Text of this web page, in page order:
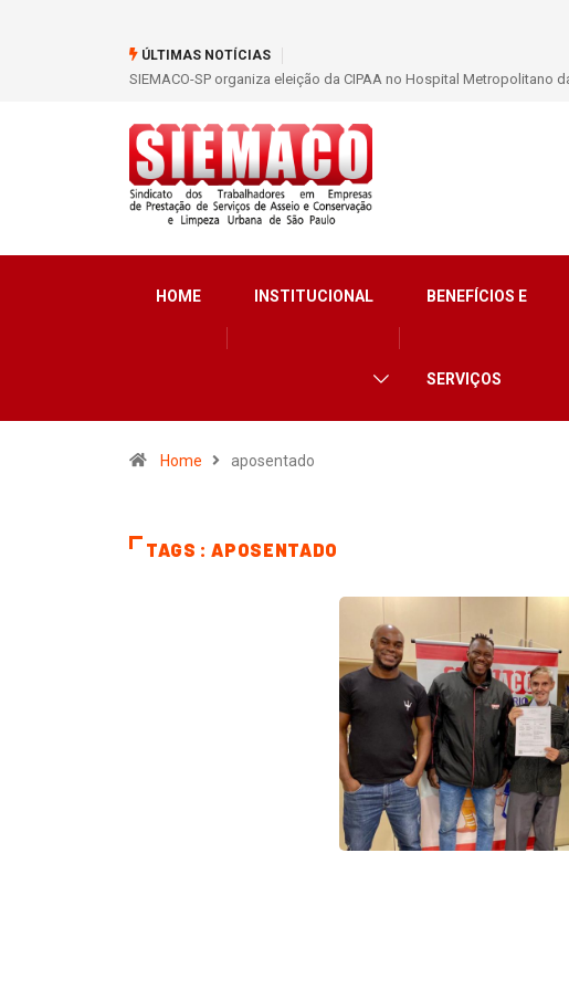
ÚLTIMAS NOTÍCIAS
SIEMACO-SP organiza eleição da CIPAA no Hospital
HOME INSTITUCIONAL BENEFÍCIOS E
SERVIÇOS
Home aposentado
TAGS : APOSENTADO